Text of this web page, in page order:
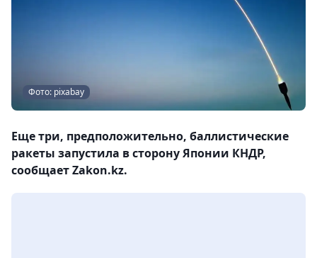
Фото: pixabay
Еще три, предположительно, баллистические
ракеты запустила в сторону Японии КНДР,
сообщает Zakon.kz.